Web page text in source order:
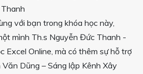
với bạn trong khóa học này,
mình Th.s Nguyễn Đức Thanh -
Excel Online, mà có thêm sự hỗ trợ
Dũng – Sáng lập Kênh Xây